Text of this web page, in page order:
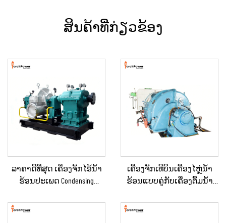
ສິນຄ້າທີ່ກ່ຽວຂ້ອງ
ລາຄາດີທີ່ສຸດ ເຄື່ອງຈັກໄອ້ນ້ຳ
ຮ້ອນປະເພດ Condensing
500KW, 1MW ສຳລັບການສະຫ
ເຄື່ອງຈັກເທີບິນເຄື່ອງໄຫຼ່ນ້ຳ
ຮ້ອນແບບຄູ່ກັບເຄື່ອງຕົ້ມນ້ຳ
Pressure) ສອງຂັ້ນຕອນ 3MW-